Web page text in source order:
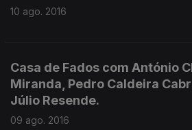
10 ago. 2016
Casa de Fados com António
Miranda, Pedro Caldeira
Júlio Resende.
09 ago. 2016